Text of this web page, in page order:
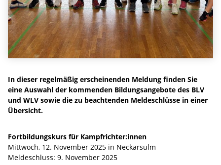
In dieser regelmäßig erscheinenden Meldung finden Sie
eine Auswahl der kommenden Bildungsangebote des BLV
und WLV sowie die zu beachtenden Meldeschlüsse in einer
Übersicht.
Fortbildungskurs für Kampfrichter:innen ​​​​
Mittwoch, 12. November 2025 in Neckarsulm
Meldeschluss: 9. November 2025